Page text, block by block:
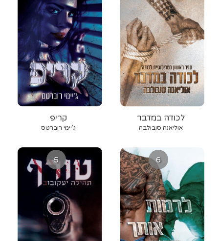
קריפ
ג’יימי רוברטס
לכודה במדבר
אוליאנה סובולבה
5 6